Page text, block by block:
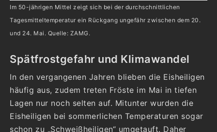
Im 50-jährigen Mittel zeigt sich bei der durchschnittlichen
Tagesmitteltemperatur ein Rückgang ungefähr zwischen dem 20.
und 24. Mai. Quelle: ZAMG.
Spätfrostgefahr und Klimawandel
In den vergangenen Jahren blieben die Eisheiligen
häufig aus, zudem treten Fröste im Mai in tiefen
Lagen nur noch selten auf. Mitunter wurden die
Eisheiligen bei sommerlichen Temperaturen sogar
schon zu „Schweißheiligen“ umgetauft. Daher